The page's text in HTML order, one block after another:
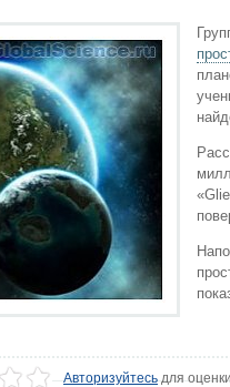
Авторизуйтесьдля